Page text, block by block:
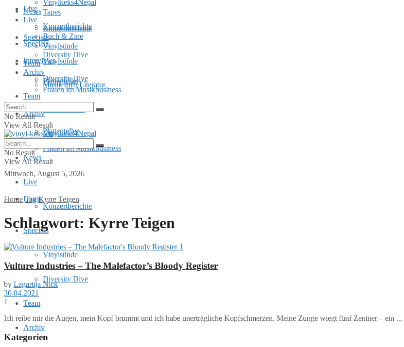
Live
Konzertberichte
Specials
Vinylsünde
Diversity Dive
Team
Archiv
Plattenteller
Frauen im Musikbusiness
Mittwoch, August 5, 2026
Login
Tapes
Buch & Zine
Interviews
Musik trifft Literatur
Vinylkeks4Nepal
News
Live
Konzertberichte
Specials
Vinylsünde
Diversity Dive
Team
Archiv
Vinylkeks4Nepal
News
Live
Konzertberichte
Specials
Vinylsünde
Diversity Dive
Team
Archiv
Plattenteller
Frauen im Musikbusiness
No Result
View All Result
No Result
View All Result
Home Tag Kyrre Teigen
Schlagwort: Kyrre Teigen
Vulture Industries – The Malefactor’s Bloody Register
by Lagartija Nick
30.04.2021
1
Ich reibe mir die Augen, mein Kopf brummt und ich habe unerträgliche Kopfschmerzen. Meine Zunge wiegt fünf Zentner – ein ...
Kategorien